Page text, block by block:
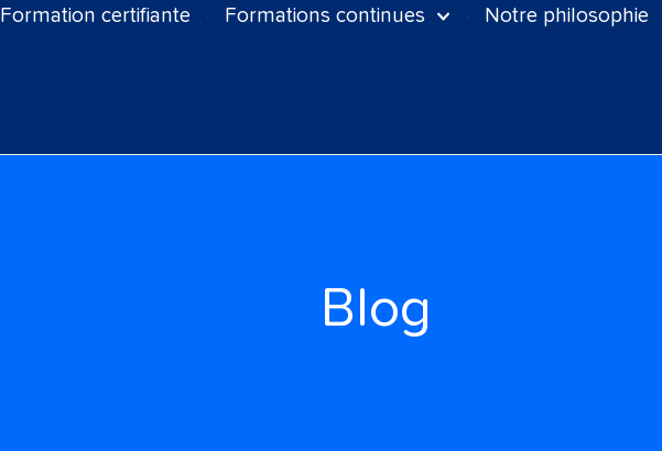
Formation certifiante Formations continues Notre philosophie
Blog